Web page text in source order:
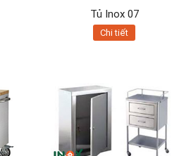
Tủ Inox 07
Chi tiết